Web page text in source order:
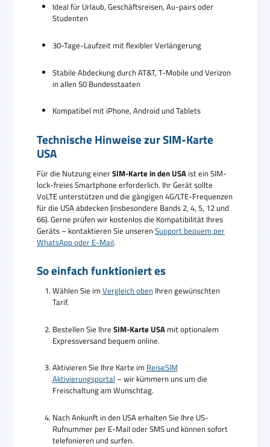
Ideal für Urlaub, Geschäftsreisen, Au-pairs oder
Studenten
30-Tage-Laufzeit mit flexibler Verlängerung
Stabile Abdeckung durch AT&T, T-Mobile und Verizon
in allen 50 Bundesstaaten
Kompatibel mit iPhone, Android und Tablets
Technische Hinweise zur SIM-Karte
USA
Für die Nutzung einerSIM-Karte in den USA ist ein SIM-
lock-freies Smartphone erforderlich. Ihr Gerät sollte
VoLTE unterstützen und die gängigen 4G/LTE-Frequenzen
für die USA abdecken (insbesondere Bands 2, 4, 5, 12 und
66). Gerne prüfen wir kostenlos die Kompatibilität Ihres
Geräts – kontaktieren Sie unserenSupport bequem per
WhatsApp oder E-Mail.
So einfach funktioniert es
Wählen Sie im Vergleich obenIhren gewünschten
Tarif.
Bestellen Sie Ihre SIM-Karte USAmit optionalem
Expressversand bequem online.
Aktivieren Sie Ihre Karte im ReiseSIM
Aktivierungsportal – wir kümmern uns um die
Freischaltung am Wunschtag.
Nach Ankunft in den USA erhalten Sie Ihre US-
Rufnummer per E-Mail oder SMS und können sofort
telefonieren und surfen.